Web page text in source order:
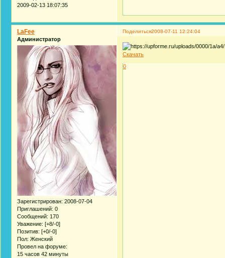
2009-02-13 18:07:35
Поделиться2008-07-11 12:24:04
LaFee
Администратор
Зарегистрирован: 2008-07-04
Приглашений: 0
Сообщений: 170
Уважение: [+8/-0]
Позитив: [+0/-0]
Пол: Женский
Провел на форуме:
15 часов 42 минуты
Скачать
0